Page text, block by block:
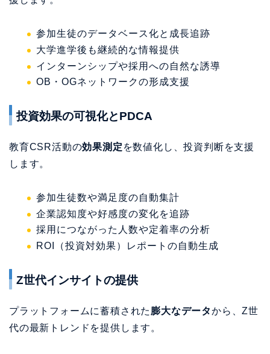
参加生徒のデータベース化と成長追跡
大学進学後も継続的な情報提供
インターンシップや採用への自然な誘導
OB・OGネットワークの形成支援
投資効果の可視化とPDCA
教育CSR活動の効果測定 を数値化し、投資判断を支援
します。
参加生徒数や満足度の自動集計
企業認知度や好感度の変化を追跡
採用につながった人数や定着率の分析
ROI（投資対効果）レポートの自動生成
Z世代インサイトの提供
プラットフォームに蓄積された 膨大なデータから、Z世
代の最新トレンドを提供します。